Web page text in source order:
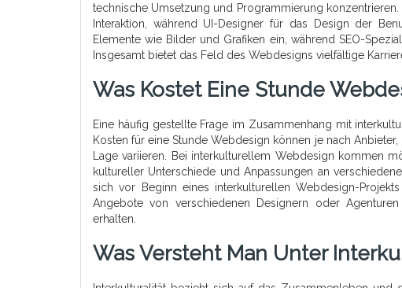
technische Umsetzung und Programmierung
Interaktion, während UI-Designer für das Design der
Elemente wie Bilder und Grafiken ein, während SEO-
Insgesamt bietet das Feld des Webdesigns vielfältige
Was Kostet Eine Stunde
Eine häufig gestellte Frage im Zusammenhang mit
Kosten für eine Stunde Webdesign können je nach
Lage variieren. Bei interkulturellem Webdesign kommen
kultureller Unterschiede und Anpassungen an
sich vor Beginn eines interkulturellen Webdesign-
Angebote von verschiedenen Designern oder
erhalten.
Was Versteht Man Unter